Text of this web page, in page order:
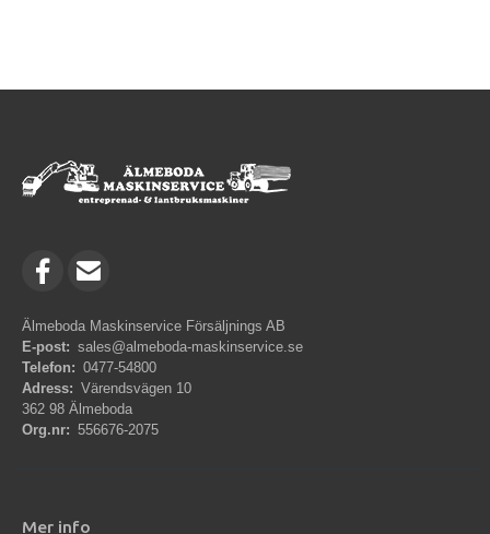
Älmeboda Maskinservice Försäljnings AB
E-post: sales@almeboda-maskinservice.se
Telefon: 0477-54800
Adress: Värendsvägen 10
362 98 Älmeboda
Org.nr: 556676-2075
Mer info